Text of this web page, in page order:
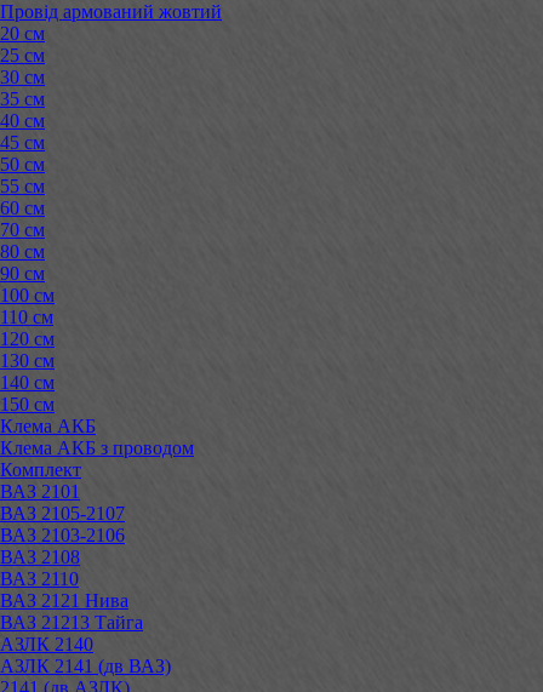
Провід армований жовтий
20 см
25 см
30 см
35 см
40 см
45 см
50 см
55 см
60 см
70 см
80 см
90 см
100 см
110 см
120 см
130 см
140 см
150 см
Клема АКБ
Клема АКБ з проводом
Комплект
ВАЗ 2101
ВАЗ 2105-2107
ВАЗ 2103-2106
ВАЗ 2108
ВАЗ 2110
ВАЗ 2121 Нива
ВАЗ 21213 Тайга
АЗЛК 2140
АЗЛК 2141 (дв ВАЗ)
2141 (дв АЗЛК)